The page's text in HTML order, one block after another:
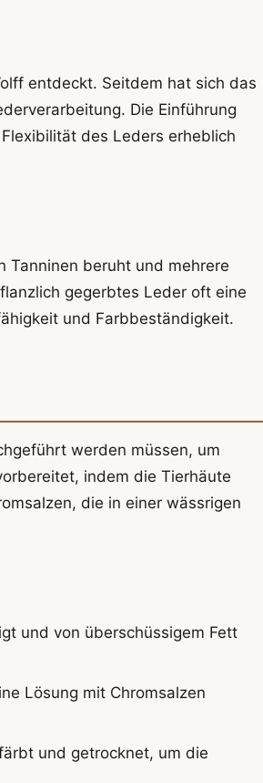
entdeckt. Seitdem hat sich das
Die Einführung
des Leders erheblich
Tanninen beruht und mehrere
gegerbtes Leder oft eine
und Farbbeständigkeit.
werden müssen, um
indem die Tierhäute
die in einer wässrigen
und von überschüssigem Fett
Lösung mit Chromsalzen
und getrocknet, um die